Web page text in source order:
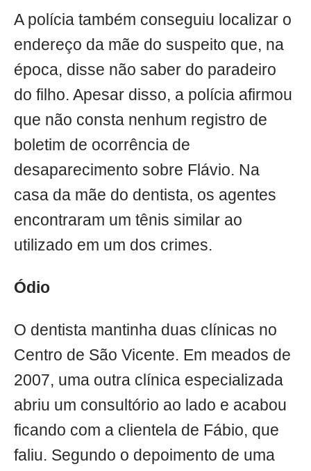
A polícia também conseguiu localizar o
endereço da mãe do suspeito que, na
época, disse não saber do paradeiro
do filho. Apesar disso, a polícia afirmou
que não consta nenhum registro de
boletim de ocorrência de
desaparecimento sobre Flávio. Na
casa da mãe do dentista, os agentes
encontraram um tênis similar ao
utilizado em um dos crimes.
Ódio
O dentista mantinha duas clínicas no
Centro de São Vicente. Em meados de
2007, uma outra clínica especializada
abriu um consultório ao lado e acabou
ficando com a clientela de Fábio, que
faliu. Segundo o depoimento de uma